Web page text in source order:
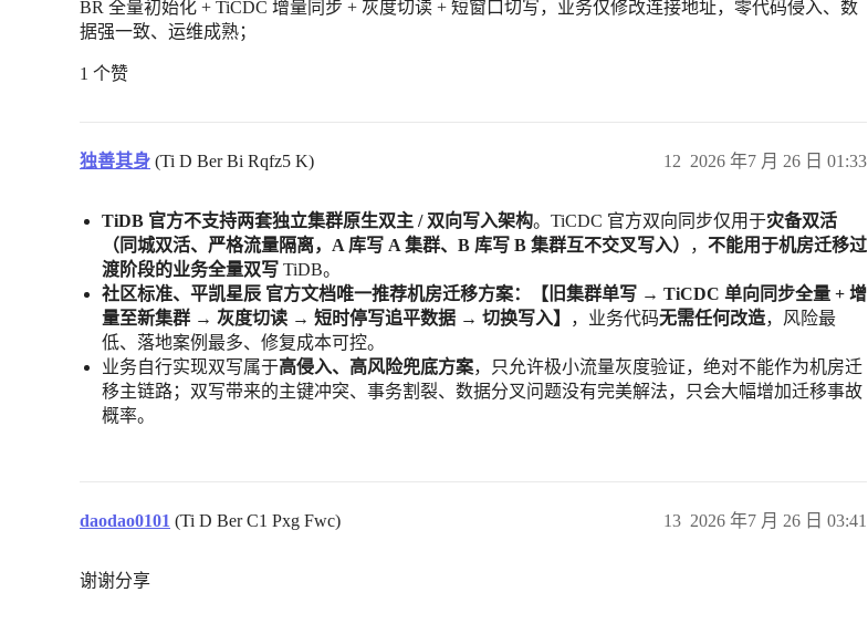
BR 全量初始化 + TiCDC 增量同步 + 灰度切读 + 短窗口切写，业务仅修改连接地址，零代码侵入、数
据强一致、运维成熟；
1 个赞
独善其身 (Ti D Ber Bi Rqfz5 K) 2026 年7 月 26 日 01:33
12
TiDB 官方不支持两套独立集群原生双主 / 双向写入架构。TiCDC 官方双向同步仅用于灾备双活
（同城双活、严格流量隔离，A 库写 A 集群、B 库写 B 集群互不交叉写入）
， 不能用于机房迁移过
渡阶段的业务全量双写 TiDB。
社区标准、平凯星辰 官方文档唯一推荐机房迁移方案：【旧集群单写 → TiCDC 单向同步全量 + 增
量至新集群 → 灰度切读 → 短时停写追平数据 → 切换写入】
，业务代码无需任何改造，风险最
低、落地案例最多、修复成本可控。
业务自行实现双写属于高侵入、高风险兜底方案，只允许极小流量灰度验证，绝对不能作为机房迁
移主链路；双写带来的主键冲突、事务割裂、数据分叉问题没有完美解法，只会大幅增加迁移事故
概率。
daodao0101 (Ti D Ber C1 Pxg Fwc) 2026 年7 月 26 日 03:41
13
谢谢分享